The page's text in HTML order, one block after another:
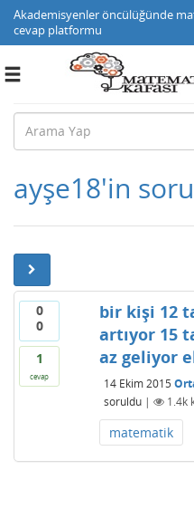
Akademisyenler öncülüğünde
cevap platformu
Toggle
ayşe18'in
0
0
1
cevap
bir kişi 12
artıyor 15
az geliyor
14 Ekim 2015
soruldu | 1.4k
matematik